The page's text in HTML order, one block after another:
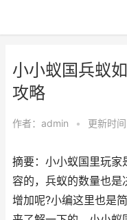
小小蚁国兵蚁
攻略
作者： admin • 更新时
摘要：小小蚁国里玩家
容的，兵蚁的数量也是
增加呢?小编这里也是